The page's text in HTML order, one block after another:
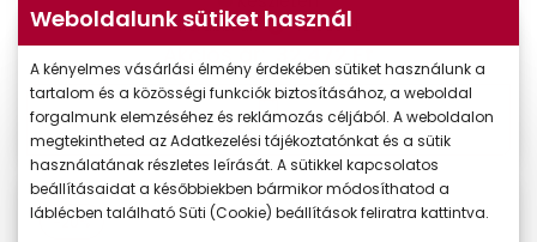
Korábbi ár: 40.590 Ft
Akciós ár: 32.472 Ft
Részletek
-20%
Weboldalunk sütiket használ
A kényelmes vásárlási élmény érdekében sütiket használunk a
tartalom és a közösségi funkciók biztosításához, a weboldal
forgalmunk elemzéséhez és reklámozás céljából. A weboldalon
megtekintheted az Adatkezelési tájékoztatónkat és a sütik
használatának részletes leírását. A sütikkel kapcsolatos
beállításaidat a későbbiekben bármikor módosíthatod a
láblécben található Süti (Cookie) beállítások feliratra kattintva.